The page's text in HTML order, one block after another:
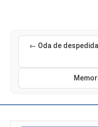
← Oda de